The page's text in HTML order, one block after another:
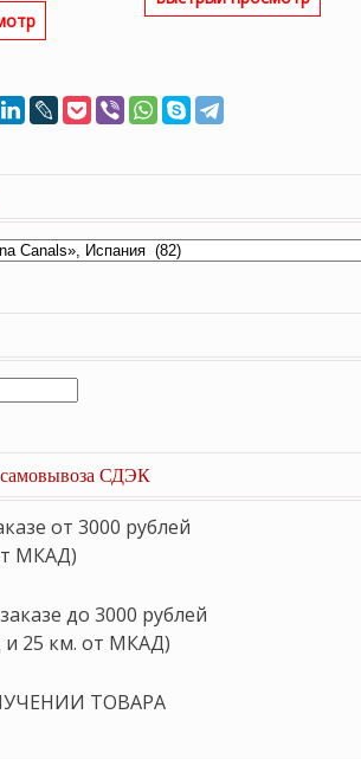
СДЭК
от 3000 рублей
МКАД)
до 3000 рублей
25 км. от МКАД)
ТОВАРА